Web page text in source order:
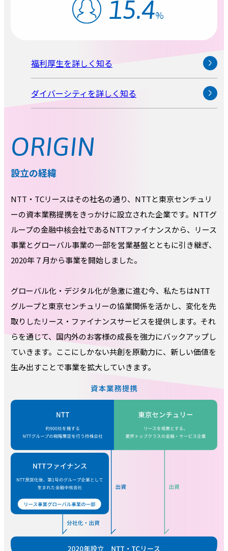
15.4%
福利厚生を詳しく知る
ダイバーシティを詳しく知る
ORIGIN
設立の経緯
NTT・TCリースはその社名の通り、NTTと東京センチュリ
ーの資本業務提携をきっかけに設立された企業です。NTTグ
ループの金融中核会社であるNTTファイナンスから、リース
事業とグローバル事業の一部を営業基盤とともに引き継ぎ、
2020年７月から事業を開始しました。
グローバル化・デジタル化が急激に進む今、私たちはNTT
グループと東京センチュリーの協業関係を活かし、変化を先
取りしたリース・ファイナンスサービスを提供します。それ
らを通じて、国内外のお客様の成長を強力にバックアップし
ていきます。ここにしかない共創を原動力に、新しい価値を
生み出すことで事業を拡大していきます。